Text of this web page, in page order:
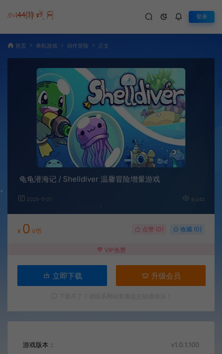
登录
首页 单机游戏 动作冒险 正文
龟龟潜海记 / Shelldiver 温馨冒险增量游戏
2025-11-21 6,042
¥ 0 V币 点赞 (0) 收藏 (0)
VIP免费
立即下载 升级会员
游戏版本： v1.0.1.100